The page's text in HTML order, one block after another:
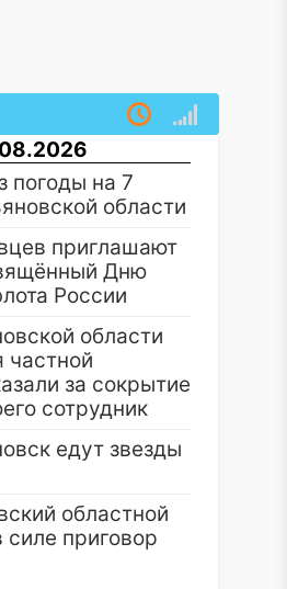
погоды на 7
области
приглашают
Дню
России
области
частной
за сокрытие
сотрудник
едут звезды
областной
силе приговор